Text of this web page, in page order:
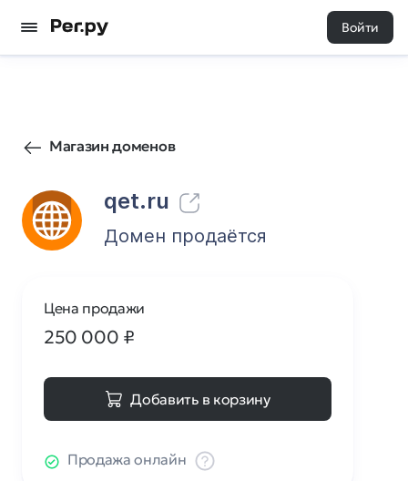
Войти
Магазин доменов
qet.ru
101 0
Домен продаётся
Цена продажи
250 000 ₽
Добавить в корзину
Продажа онлайн